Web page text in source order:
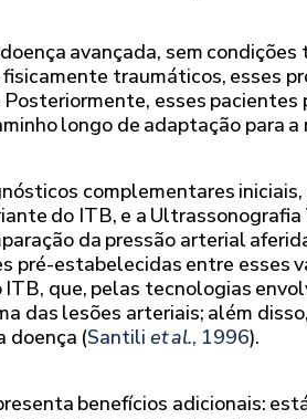
avançada, sem
traumáticos, esses
esses pacientes
longo de adaptação para
complementares iniciais,
do ITB, e a Ultrassonografia
da pressão arterial
pré-estabelecidas entre esses
que, pelas tecnologias
das lesões arteriais; além
doença (Santili et al., 1996).
benefícios adicionais: